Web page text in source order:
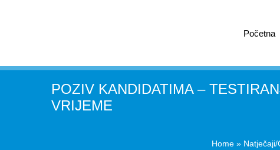
Početna
POZIV KANDIDATIMA –
VRIJEME
Home » Natječaji/